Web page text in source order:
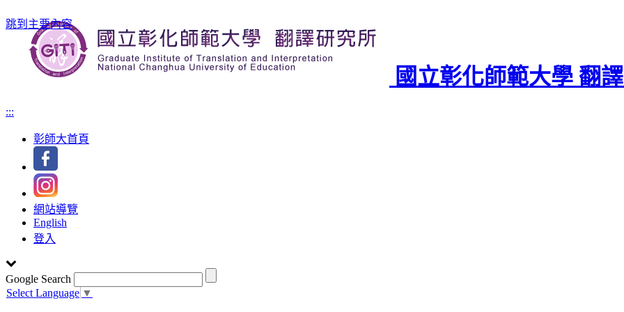
跳到主要內容
國立彰化師範大學 翻
:::
彰師大首頁
網站導覽
English
登入
Google Search
Select Language ▼